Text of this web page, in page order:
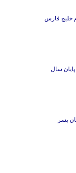
خلیج فارس
سال
پسر